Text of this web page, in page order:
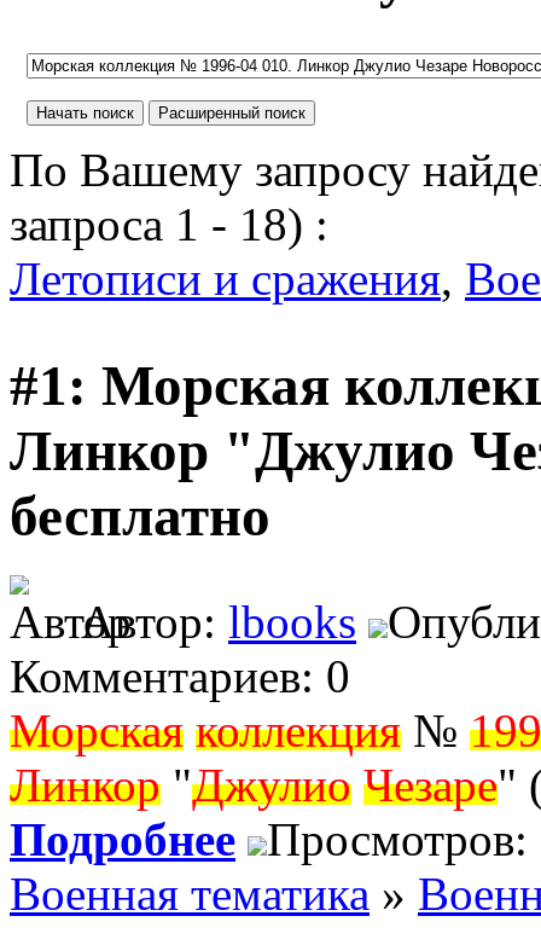
По Вашему запросу
запроса 1 - 18) :
Летописи и сражения,
#1: Морская
Линкор "Джулио
бесплатно
Автор: lbooks
Комментариев: 0
Морская коллекция №
Линкор "Джулио Чезаре"
Подробнее
Просмотров:
Военная тематика »